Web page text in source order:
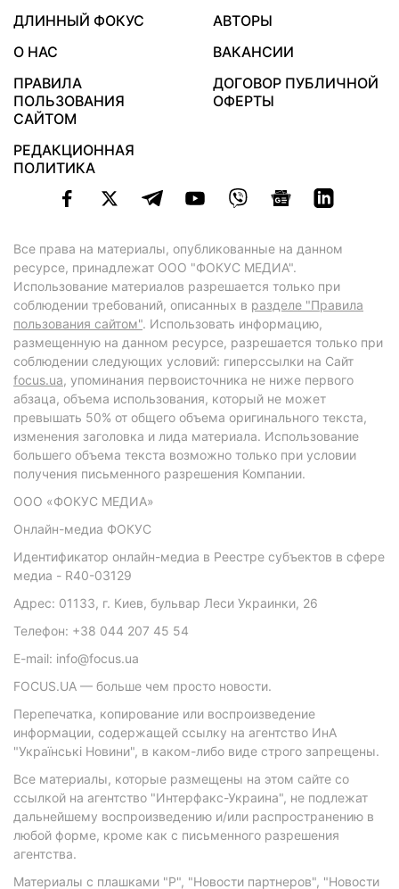
ДЛИННЫЙ ФОКУС
АВТОРЫ
О НАС
ВАКАНСИИ
ПРАВИЛА
ПОЛЬЗОВАНИЯ
САЙТОМ
ДОГОВОР ПУБЛИЧНОЙ
ОФЕРТЫ
РЕДАКЦИОННАЯ
ПОЛИТИКА
Все права на материалы, опубликованные на данном
ресурсе, принадлежат ООО "ФОКУС МЕДИА".
Использование материалов разрешается только при
соблюдении требований, описанных в разделе "Правила
пользования сайтом". Использовать информацию,
размещенную на данном ресурсе, разрешается только при
соблюдении следующих условий: гиперссылки на Сайт
focus.ua, упоминания первоисточника не ниже первого
абзаца, объема использования, который не может
превышать 50% от общего объема оригинального текста,
изменения заголовка и лида материала. Использование
большего объема текста возможно только при условии
получения письменного разрешения Компании.
ООО «ФОКУС МЕДИА»
Онлайн-медиа ФОКУС
Идентификатор онлайн-медиа в Реестре субъектов в сфере
медиа - R40-03129
Адрес: 01133, г. Киев, бульвар Леси Украинки, 26
Телефон: +38 044 207 45 54
E-mail: info@focus.ua
FOCUS.UA — больше чем просто новости.
Перепечатка, копирование или воспроизведение
информации, содержащей ссылку на агентство ИнА
"Українські Новини", в каком-либо виде строго запрещены.
Все материалы, которые размещены на этом сайте со
ссылкой на агентство "Интерфакс-Украина", не подлежат
дальнейшему воспроизведению и/или распространению в
любой форме, кроме как с письменного разрешения
агентства.
Материалы с плашками "Р", "Новости партнеров", "Новости